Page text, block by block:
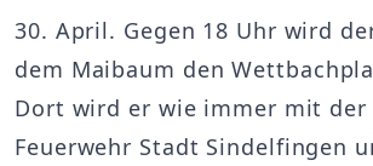
30. April. Gegen 18 Uhr wird
dem Maibaum den
Dort wird er wie immer mit der
Feuerwehr Stadt Sindelfingen